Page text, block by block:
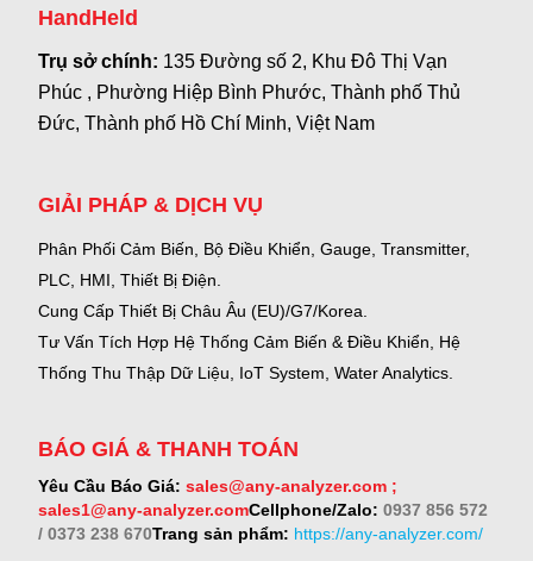
HandHeld
Trụ sở chính: 135 Đường số 2, Khu Đô Thị Vạn
Phúc , Phường Hiệp Bình Phước, Thành phố Thủ
Đức, Thành phố Hồ Chí Minh, Việt Nam
GIẢI PHÁP & DỊCH VỤ
Phân Phối Cảm Biến, Bộ Điều Khiển, Gauge, Transmitter,
PLC, HMI, Thiết Bị Điện.
Cung Cấp Thiết Bị Châu Âu (EU)/G7/Korea.
Tư Vấn Tích Hợp Hệ Thống Cảm Biến & Điều Khiển, Hệ
Thống Thu Thập Dữ Liệu, IoT System, Water Analytics.
BÁO GIÁ & THANH TOÁN
Yêu Cầu Báo Giá: sales@any-analyzer.com ;
sales1@any-analyzer.comCellphone/Zalo: 0937 856 572
/ 0373 238 670Trang sản phẩm: https://any-analyzer.com/